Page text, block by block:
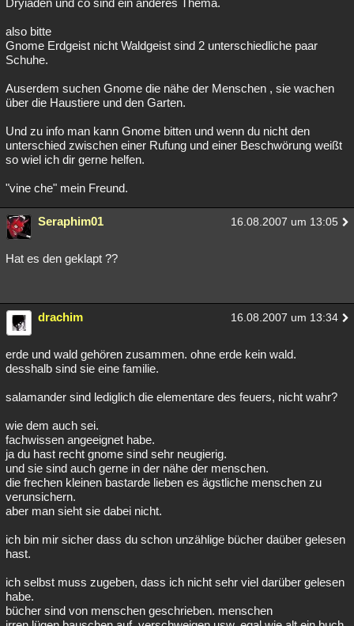
Dryiaden und co sind ein anderes Thema.
also bitte
Gnome Erdgeist nicht Waldgeist sind 2 unterschiedliche paar
Schuhe.
Auserdem suchen Gnome die nähe der Menschen , sie wachen
über die Haustiere und den Garten.
Und zu info man kann Gnome bitten und wenn du nicht den
unterschied zwischen einer Rufung und einer Beschwörung weißt
so wiel ich dir gerne helfen.
"vine che" mein Freund.
Seraphim01 16.08.2007 um 13:05
Hat es den geklapt ??
drachim 16.08.2007 um 13:34
erde und wald gehören zusammen. ohne erde kein wald.
desshalb sind sie eine familie.
salamander sind lediglich die elementare des feuers, nicht wahr?
wie dem auch sei.
fachwissen angeeignet habe.
ja du hast recht gnome sind sehr neugierig.
und sie sind auch gerne in der nähe der menschen.
die frechen kleinen bastarde lieben es ägstliche menschen zu
verunsichern.
aber man sieht sie dabei nicht.
ich bin mir sicher dass du schon unzählige bücher daüber gelesen
hast.
ich selbst muss zugeben, dass ich nicht sehr viel darüber gelesen
habe.
bücher sind von menschen geschrieben. menschen